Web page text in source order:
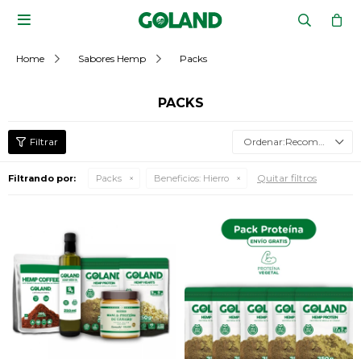

Home Sabores Hemp Packs
PACKS
Recomendados
Filtrando por: Packs Beneficios: Hierro Quitar filtros